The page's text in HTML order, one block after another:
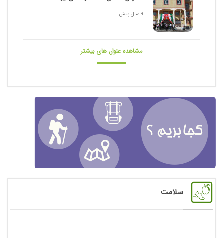
9 سال پیش
مشاهده عنوان های بیشتر
سلامت